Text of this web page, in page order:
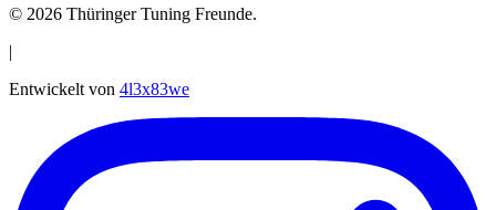
© 2026 Thüringer Tuning Freunde.
|
Entwickelt von 4l3x83we